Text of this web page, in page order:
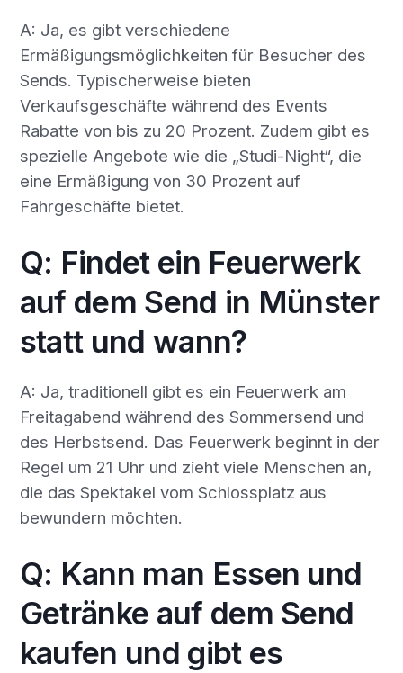
A: Ja, es gibt verschiedene
Ermäßigungsmöglichkeiten für Besucher des
Sends. Typischerweise bieten
Verkaufsgeschäfte während des Events
Rabatte von bis zu 20 Prozent. Zudem gibt es
spezielle Angebote wie die „Studi-Night“, die
eine Ermäßigung von 30 Prozent auf
Fahrgeschäfte bietet.
Q: Findet ein Feuerwerk
auf dem Send in Münster
statt und wann?
A: Ja, traditionell gibt es ein Feuerwerk am
Freitagabend während des Sommersend und
des Herbstsend. Das Feuerwerk beginnt in der
Regel um 21 Uhr und zieht viele Menschen an,
die das Spektakel vom Schlossplatz aus
bewundern möchten.
Q: Kann man Essen und
Getränke auf dem Send
kaufen und gibt es